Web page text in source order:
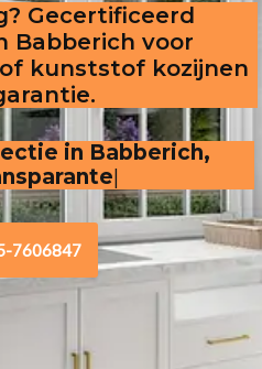
Gecertificeerd
Babberich voor
kunststof kozijnen
in Babberich,
offerte
7606847